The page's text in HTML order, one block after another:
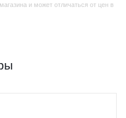
и может отличаться от цен в